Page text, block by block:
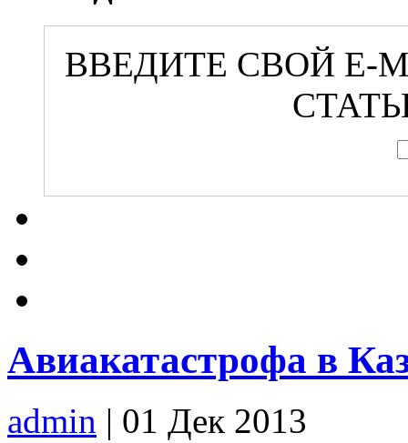
ВВЕДИТЕ СВОЙ E-
Авиакатастрофа в
admin | 01 Дек 2013